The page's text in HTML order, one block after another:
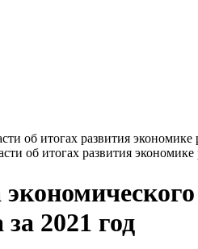
об итогах развития экономике
2021 год